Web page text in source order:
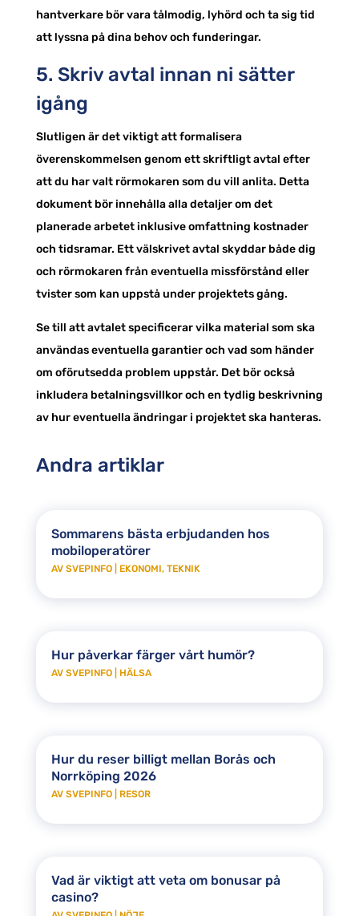
hantverkare bör vara tålmodig, lyhörd och ta sig tid
att lyssna på dina behov och funderingar.
5. Skriv avtal innan ni sätter
igång
Slutligen är det viktigt att formalisera
överenskommelsen genom ett skriftligt avtal efter
att du har valt rörmokaren som du vill anlita. Detta
dokument bör innehålla alla detaljer om det
planerade arbetet inklusive omfattning kostnader
och tidsramar. Ett välskrivet avtal skyddar både dig
och rörmokaren från eventuella missförstånd eller
tvister som kan uppstå under projektets gång.
Se till att avtalet specificerar vilka material som ska
användas eventuella garantier och vad som händer
om oförutsedda problem uppstår. Det bör också
inkludera betalningsvillkor och en tydlig beskrivning
av hur eventuella ändringar i projektet ska hanteras.
Andra artiklar
Sommarens bästa erbjudanden hos
mobiloperatörer
AV SVEPINFO| EKONOMI, TEKNIK
Hur påverkar färger vårt humör?
AV SVEPINFO| HÄLSA
Hur du reser billigt mellan Borås och
Norrköping 2026
AV SVEPINFO| RESOR
Vad är viktigt att veta om bonusar på
casino?